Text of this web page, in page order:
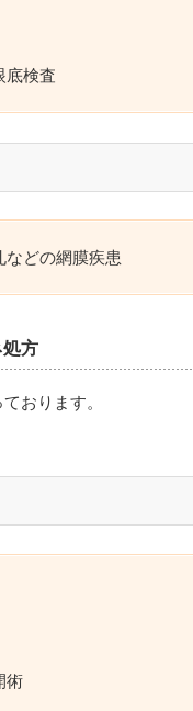
底検査
などの網膜疾患
方
おります。
術